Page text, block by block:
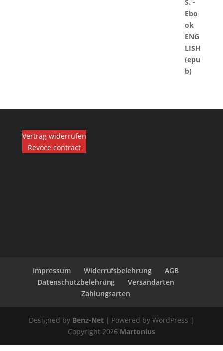
Vertrag widerrufen
Revoce contract
Impressum Widerrufsbelehrung
AGB
Datenschutzbelehrung
Versandarten
Zahlungsarten
Designed by Benz-Net| Powered by WordPress |
Copyright 2026 Martonius